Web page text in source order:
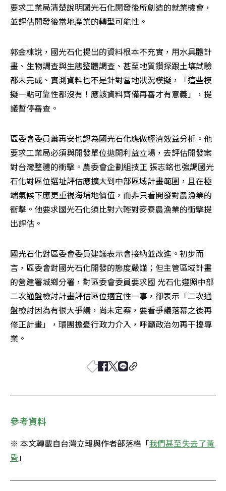
要求工業局清楚說明國光石化開發後所創造的就業機會，
並評估開發後當地產業的轉型可能性。
郭金棟說，國光石化提出的資料根本不充實，用水具體計
畫、生物調查與生態整體調查、甚至地質鑽探跟土壤試驗
都未完成、實測資料也不是針對當地狀況模擬，「這些模
擬一點可靠性都沒有！應該資料齊備再審才有意義」，提
議暫停審查。
區委會委員蕭再安也認為國光石化應做經濟效益分析。他
要求工業局必須與開發單位拋開利益立場，去評估開發案
對台灣整體的衝擊。農委會企劃組技正 張志銘也強調國光
石化對區位選址評估應擴大到中部區域計畫範圍，且在極
端氣候下應更重視海埔地價值，而非只看開發對農漁業的
衝擊。他要求國光石化須比對六輕對麥寮農漁業的衝擊提
出評估。
國光石化對區委會委員建議表示會接納並改進。初步而
言，區委會對國光石化開發的態度嚴謹；但主管區域計畫
的營建署城鄉分署，對區委會委員要求國 光石化遵照中部
二次通盤檢討計畫評估區位適宜性一事，卻表示「二次通
盤檢討因為有很大爭議，尚未定案，要看爭議落幕之後再
修正計畫」，環團擔憂行政力介入，呼籲政治勿再干擾專
業。
參考資料
※ 本文轉載自台灣立報與作者部落格「我們甚至失去了黃
昏 」